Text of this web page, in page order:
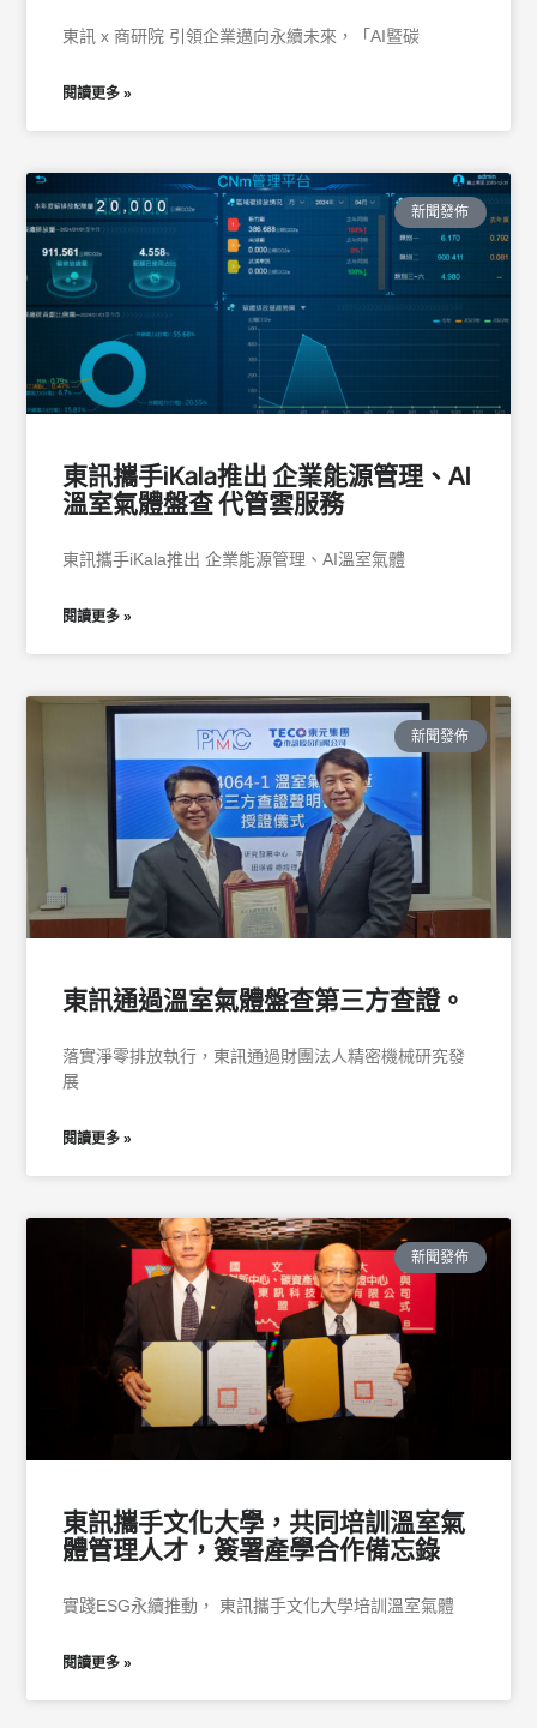
東訊 x 商研院 引領企業邁向永續未來，「AI暨碳
閱讀更多 »
新聞發佈
東訊攜手iKala推出 企業能源管理、AI
溫室氣體盤查 代管雲服務
東訊攜手iKala推出 企業能源管理、AI溫室氣體
閱讀更多 »
新聞發佈
東訊通過溫室氣體盤查第三方查證。
落實淨零排放執行，東訊通過財團法人精密機械研究發
展
閱讀更多 »
新聞發佈
東訊攜手文化大學，共同培訓溫室氣
體管理人才，簽署產學合作備忘錄
實踐ESG永續推動， 東訊攜手文化大學培訓溫室氣體
閱讀更多 »